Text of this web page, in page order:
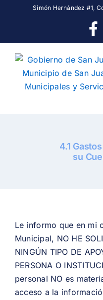
Simón Hernández #1,
4.1
su
Le informo que en mi
Municipal, NO HE
NINGÚN TIPO DE
PERSONA O
personal NO es
acceso a la